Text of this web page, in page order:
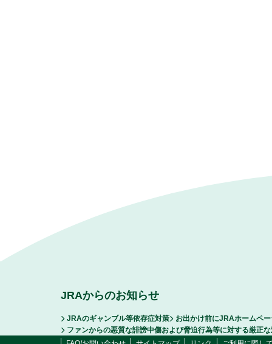
JRAからのお知らせ
JRAのギャンブル等依存症対策
お出かけ前にJRAホームペ
ファンからの悪質な誹謗中傷および脅迫行為等に対する厳正